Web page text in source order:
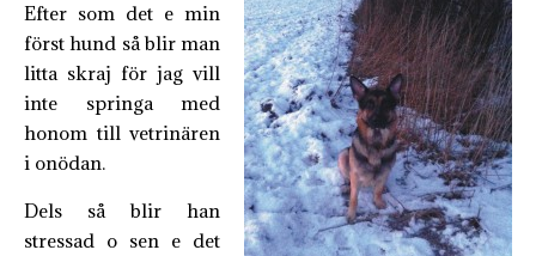
Efter som det e min
först hund så blir man
litta skraj för jag vill
inte springa med
honom till vetrinären
i onödan.
Dels så blir han
stressad o sen e det